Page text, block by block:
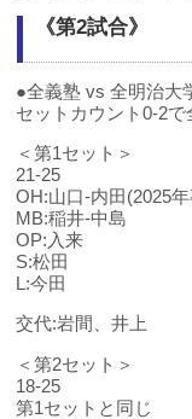
《第2試合》
●全義塾 vs 全明治大
セットカウント0-2で
＜第1セット＞
21-25
OH:山口-内田(2025
MB:稲井-中島
OP:入来
S:松田
L:今田
交代:岩間、井上
＜第2セット＞
18-25
第1セットと同じ